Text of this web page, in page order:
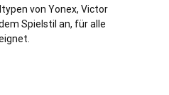
von Yonex, Victor
Spielstil an, für alle